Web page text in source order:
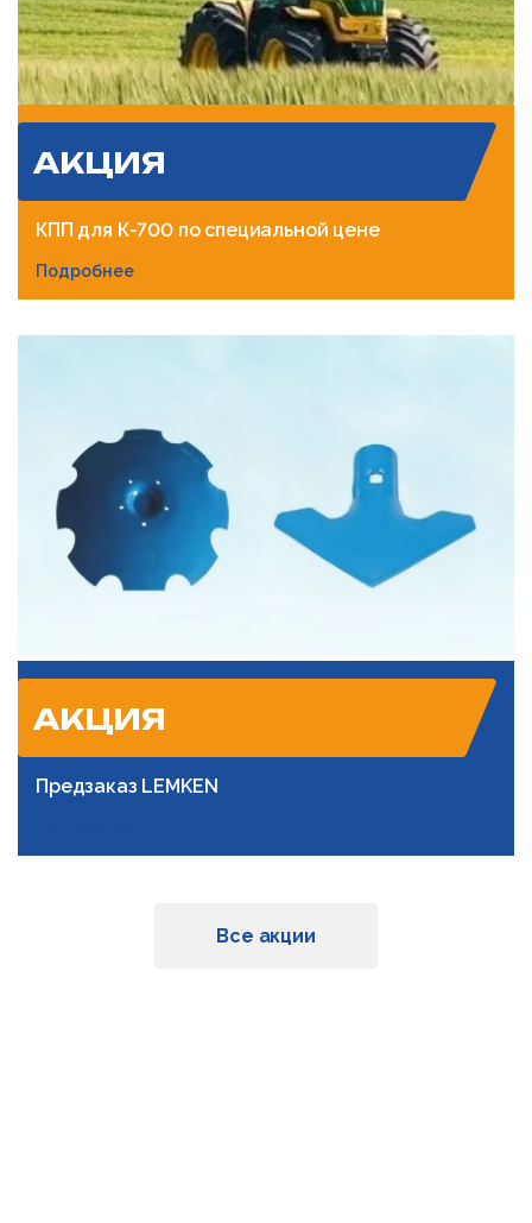
АКЦИЯ
КПП для К-700 по специальной цене
Подробнее
АКЦИЯ
Предзаказ LEMKEN
Все акции